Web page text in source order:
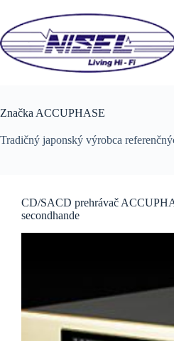
content
Značka ACCUPHASE
Tradičný japonský výrobca
CD/SACD prehrávač
secondhande